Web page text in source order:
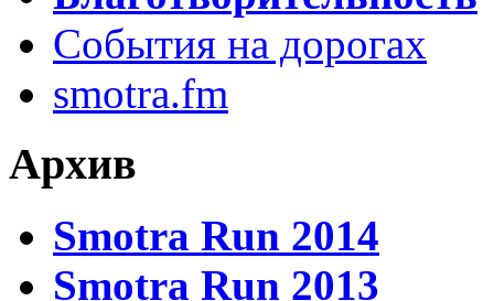
События на дорогах
smotra.fm
Архив
Smotra Run 2014
Smotra Run 2013